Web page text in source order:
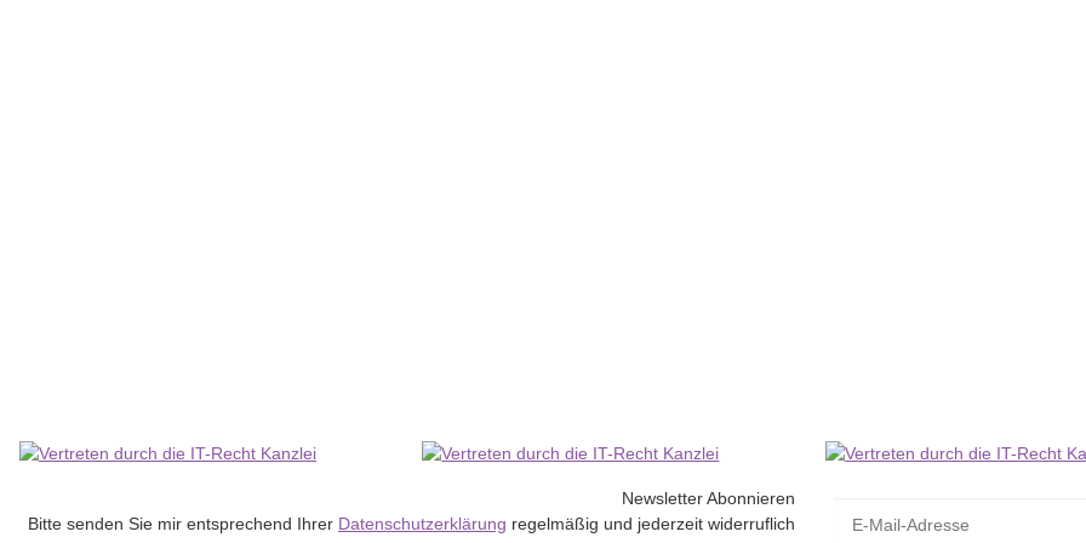
Newsletter Abonnieren
Bitte senden Sie mir entsprechend Ihrer Datenschutzerklärung regelmäßig und jederzeit widerruflich